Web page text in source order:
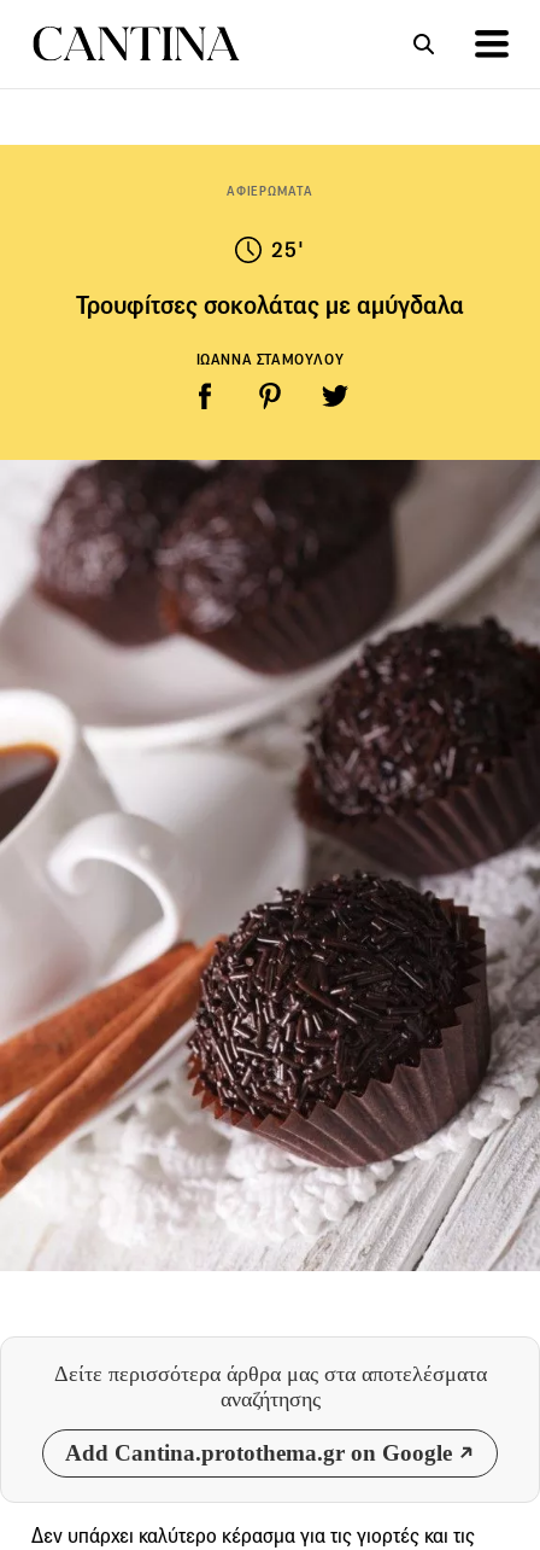
ΑΦΙΕΡΩΜΑΤΑ
25'
Τρουφίτσες σοκολάτας με αμύγδαλα
ΙΩΑΝΝΑ ΣΤΑΜΟΥΛΟΥ
Δείτε περισσότερα άρθρα μας στα αποτελέσματα
αναζήτησης
Add Cantina.protothema.gr on Google
Δεν υπάρχει καλύτερο κέρασμα για τις γιορτές και τις